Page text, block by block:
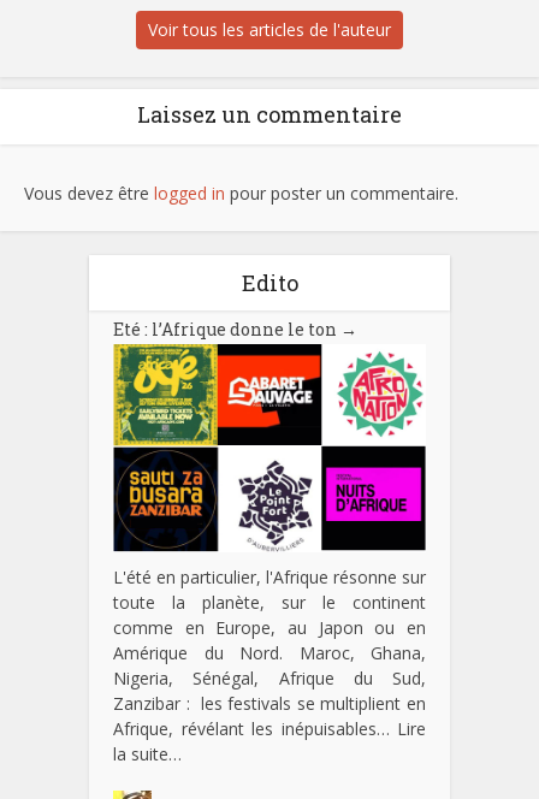
Voir tous les articles de l'auteur
Laissez un commentaire
Vous devez être logged in pour poster un commentaire.
Edito
Eté : l’Afrique donne le ton →
L'été en particulier, l'Afrique résonne sur
toute la planète, sur le continent
comme en Europe, au Japon ou en
Amérique du Nord. Maroc, Ghana,
Nigeria, Sénégal, Afrique du Sud,
Zanzibar : les festivals se multiplient en
Afrique, révélant les inépuisables… Lire
la suite…